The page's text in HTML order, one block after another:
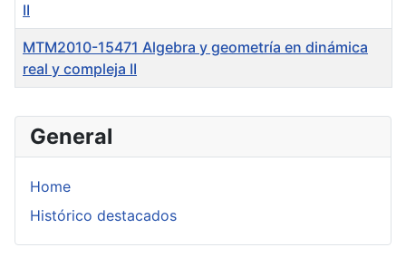
General
Home
Histórico destacados
II
MTM2010-15471 Algebra y geometría en dinámica
real y compleja II